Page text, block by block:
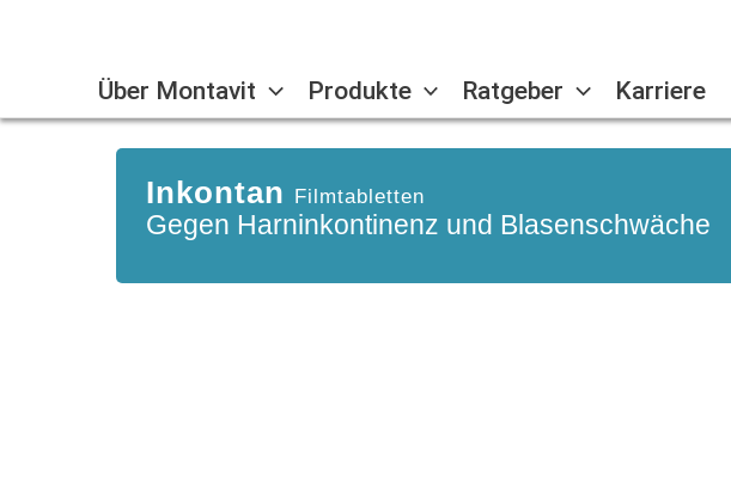
Über Montavit Produkte Ratgeber Karriere
Inkontan Filmtabletten
Gegen Harninkontinenz und Blasenschwäche